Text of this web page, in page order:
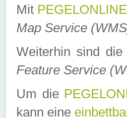
Mit
Map Service
Weiterhin sind
Feature Service
Um die
kann eine